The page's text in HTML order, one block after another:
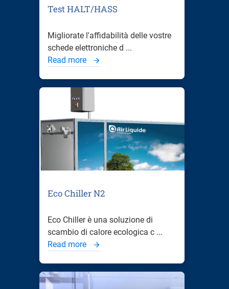
Test HALT/HASS
Migliorate l'affidabilità delle vostre
schede elettroniche d ...
Read more
Eco Chiller N2
Eco Chiller è una soluzione di
scambio di calore ecologica c ...
Read more